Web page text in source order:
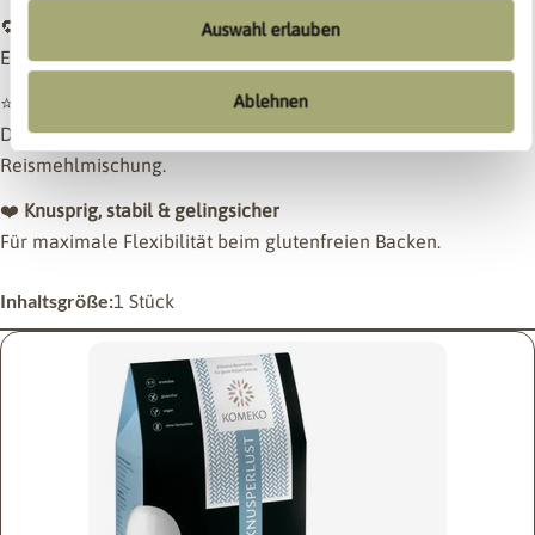
Auswahl erlauben
Ablehnen
🔁
1:1 wie Weizenmehl verwendbar
Einfach austauschen – ohne Umrechnen, ohne Zusatzstoffe.
⭐
Ohne zusätzliche Bindemittel
Die Backfähigkeit entsteht allein durch die spezielle
Reismehlmischung.
❤️ Knusprig, stabil & gelingsicher
Für maximale Flexibilität beim glutenfreien Backen.
Inhaltsgröße:1 Stück